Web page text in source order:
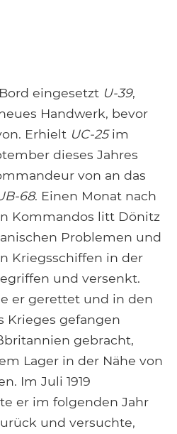
eingesetzt U-39,
Handwerk, bevor
Erhielt UC-25im
dieses Jahres
von an das
68. Einen Monat nach
Kommandos litt Dönitz
Problemen und
Kriegsschiffen in der
und versenkt.
er gerettet und in den
Krieges gefangen
gebracht,
Lager in der Nähe von
Im Juli 1919
er im folgenden Jahr
und versuchte,